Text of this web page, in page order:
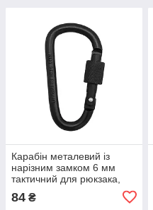
Карабін металевий із
нарізним замком 6 мм
тактичний для рюкзака,
кріплення спорядження 1
84 ₴